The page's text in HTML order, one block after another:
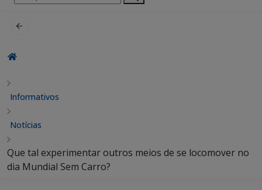
por:
Informativos
Notícias
Que tal experimentar outros meios de se locomover no
dia Mundial Sem Carro?